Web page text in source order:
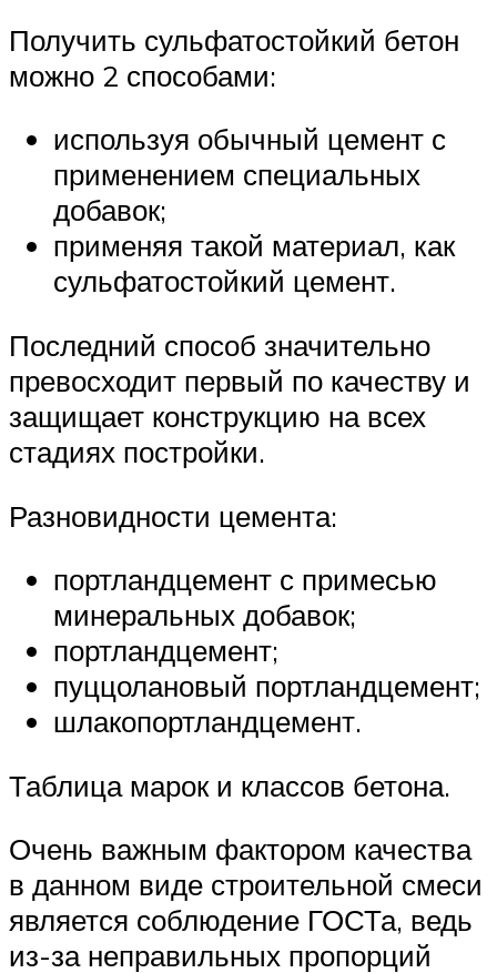
Получить сульфатостойкий бетон
можно 2 способами:
используя обычный цемент с
применением специальных
добавок;
применяя такой материал, как
сульфатостойкий цемент.
Последний способ значительно
превосходит первый по качеству и
защищает конструкцию на всех
стадиях постройки.
Разновидности цемента:
портландцемент с примесью
минеральных добавок;
портландцемент;
пуццолановый портландцемент;
шлакопортландцемент.
Таблица марок и классов бетона.
Очень важным фактором качества
в данном виде строительной смеси
является соблюдение ГОСТа, ведь
из-за неправильных пропорций